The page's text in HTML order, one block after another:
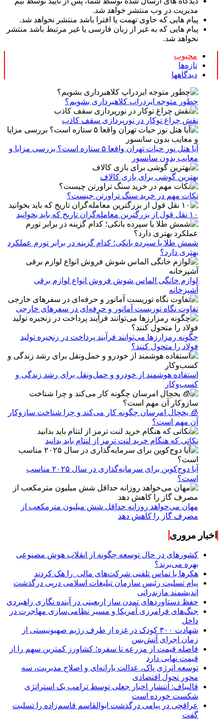
مدیریت در وب منتشر خواهد شد.
پیام هایی که حاوی تهمت یا افترا باشد منتشر نخواهد شد.
پیام هایی که به غیر از زبان فارسی یا غیر مرتبط باشد منتشر
نخواهد شد.
محبوب
تازه‌ها
دیدگاهها
چطور متوجه ایردراپ کلاهبرداری بشویم؟
نقش چراغ توکار در نورپردازی سقف کاذب
آیا هتل نور حیات تهران واقعا ۵ ستاره است؟ بررسی مزایا و
معایب بدون سانسور
بهترین گوشی برای بازی کالاف
نکات مهم در خرید سنگ تراورتن چیست؟
۱۰ نقل قول از بزرگترین معامله‌گران تاریخ که باید بخوانید
شمش طلا یا سپرده بانکی؛ کدام گزینه در برابر تورم عملکرد
بهتری دارد؟
لوازم خانگی الماس شوش فروش انواع لوازم برقی
آشپزخانه
تفاوت نگاه توریست آماتور و حرفه‌ای در سفرهای خارجی
چگونه رمزارزها می‌توانند فرآیند پرداخت در زنجیره تولید
فولاد را متحول کنند؟
استفاده هوشمند از خودرو و حمل‌ونقل برای رشد زندگی و
کسب‌وکار
🧊 یخچال امرسان چگونه کار می‌کند و چرا شناخت سازوکار
آن مهم است؟
نکاتی که هنگام خرید لنت ترمز از لنتام باید بدانید
آیا دوج‌کوین برای سرمایه‌گذاری در سال ۲۰۲۵ مناسب
است؟
مهان می‌خواهد روزانه حداقل شش میلیون مترمکعب از
مصرف گاز را کاهش دهد
اخبار مروری
کشورهای در حال توسعه چگونه از انقلاب هوش مصنوعی
بهره می‌برند؟
هکرها با تماس تلفنی شرکت‌های مالی را هک کردند
پیام تسلیت رئیس سازمان تبلیغات اسلامی درپی درگذشت
اندیشمند مازندرانی
حفظ دستاوردهای تمدن ساز اربعینی در آینده نگاری راهبردی
جنگ‌های فرامرزی آمریکا و مسیر نظامی‌سازی مهاجرت در
داخل
شهادت ۳۰۰ کودک در غزه از طرف رژیم صهیونیستی از
زمان اجرای آتش‌بس
فاصله قیمت از مزرعه تا سفره؛ کشاورز کمترین سهم را از
قیمت نهایی دارد
توسعه انرژی پاک، عدالت یارانه‌ای و اصلاح مدیریت، سه
محور تحول اقتصادی
قالیباف: انتشار اخبار جعلی توسط ترامپ یک استراتژی
شکست خورده است
عراقچی در پیامی درگذشت ابوالقاسم قاسم‌زاده را تسلیت
گفت